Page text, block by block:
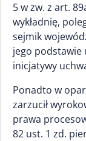
5 w zw. z art.
wykładnię,
sejmik
jego podstawie
inicjatywy
Ponadto w
zarzucił
prawa
82 ust. 1 zd.